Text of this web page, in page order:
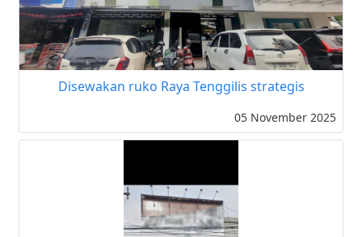
Disewakan ruko Raya Tenggilis strategis
05 November 2025